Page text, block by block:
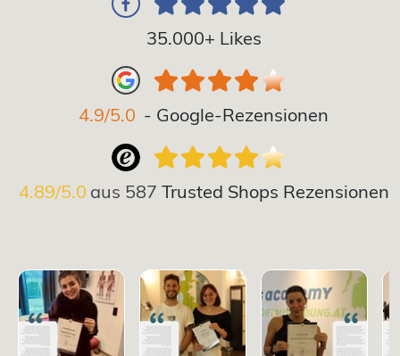
35.000+ Likes
4.9/5.0 - Google-Rezensionen
4.89/5.0 aus 587 Trusted Shops Rezensionen